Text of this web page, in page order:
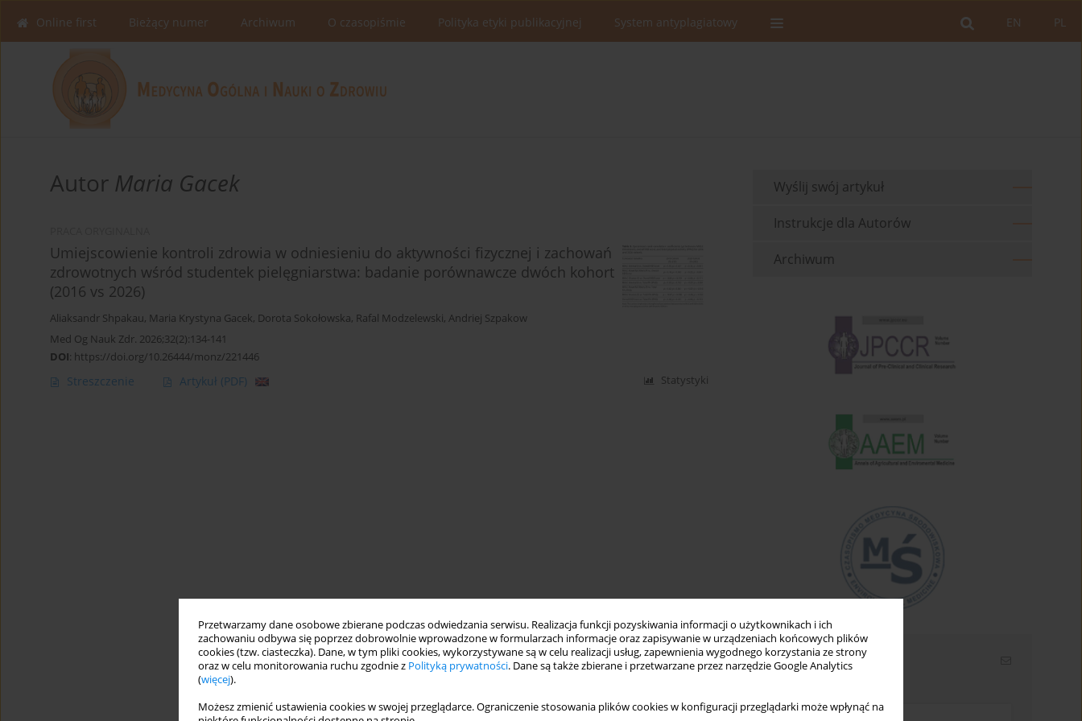
Przetwarzamy dane osobowe zbierane podczas odwiedzania serwisu. Realizacja funkcji pozyskiwania informacji o użytkownikach i ich
zachowaniu odbywa się poprzez dobrowolnie wprowadzone w formularzach informacje oraz zapisywanie w urządzeniach końcowych plików
cookies (tzw. ciasteczka). Dane, w tym pliki cookies, wykorzystywane są w celu realizacji usług, zapewnienia wygodnego korzystania ze strony
oraz w celu monitorowania ruchu zgodnie z Polityką prywatności. Dane są także zbierane i przetwarzane przez narzędzie Google Analytics
(więcej).
Możesz zmienić ustawienia cookies w swojej przeglądarce. Ograniczenie stosowania plików cookies w konfiguracji przeglądarki może wpłynąć na
PL
EN
Online first Bieżący numer Archiwum O czasopiśmie Polityka etyki publikacyjnej System antyplagiatowy
Autor Maria Gacek
Umiejscowienie kontroli zdrowia w odniesieniu do aktywności fizycznej i zachowań
zdrowotnych wśród studentek pielęgniarstwa: badanie porównawcze dwóch kohort
(2016 vs 2026)
Aliaksandr Shpakau, Maria Krystyna Gacek, Dorota Sokołowska, Rafal Modzelewski, Andriej Szpakow
Med Og Nauk Zdr. 2026;32(2):134-141
DOI: https://doi.org/10.26444/monz/221446
Streszczenie Artykuł (PDF) Statystyki
Wyślij swój artykuł
Instrukcje dla Autorów
Archiwum
Newsletter